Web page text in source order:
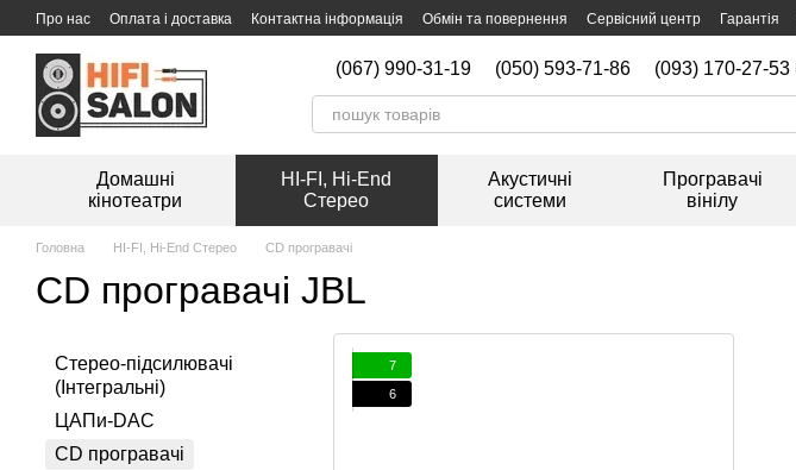
Перейти к основному контенту
Про нас Оплата і доставка Контактна інформація Обмін та повернення Сервісний центр Гарантія
(067) 990-31-19 (050) 593-71-86 (093) 170-27-53
Домашні
кінотеатри
HI-FI, Hi-End
Стерео
Акустичні
системи
Програвачі
вінілу
Головна HI-FI, Hi-End Стерео CD програвачі
CD програвачі JBL
7
6
Стерео-підсилювачі
(Інтегральні)
ЦАПи-DAC
CD програвачі